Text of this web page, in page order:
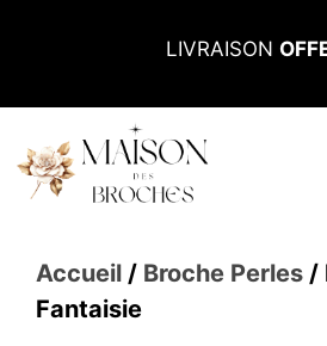
LIVRAISON
Accueil / Broche Perles /
Fantaisie